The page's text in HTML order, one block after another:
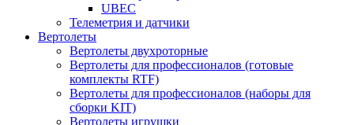
UBEC
Телеметрия и датчики
Вертолеты
Вертолеты двухроторные
Вертолеты для профессионалов (готовые
комплекты RTF)
Вертолеты для профессионалов (наборы для
сборки KIT)
Вертолеты игрушки